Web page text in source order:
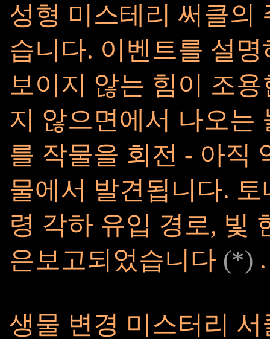
성형 미스테리 써클의
습니다. 이벤트를 설
보이지 않는 힘이 조
지 않으면에서 나오는
를 작물을 회전 - 아직
물에서 발견됩니다.
령 각하 유입 경로, 빛
은보고되었습니다 (*) .
생물 변경 미스터리